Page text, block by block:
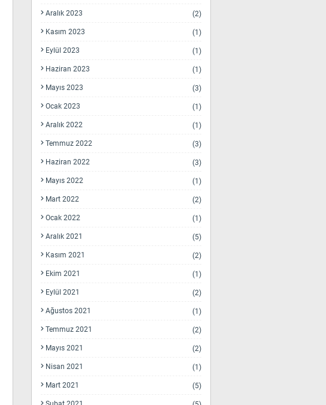
Aralık 2023 (2)
Kasım 2023 (1)
Eylül 2023 (1)
Haziran 2023 (1)
Mayıs 2023 (3)
Ocak 2023 (1)
Aralık 2022 (1)
Temmuz 2022 (3)
Haziran 2022 (3)
Mayıs 2022 (1)
Mart 2022 (2)
Ocak 2022 (1)
Aralık 2021 (5)
Kasım 2021 (2)
Ekim 2021 (1)
Eylül 2021 (2)
Ağustos 2021 (1)
Temmuz 2021 (2)
Mayıs 2021 (2)
Nisan 2021 (1)
Mart 2021 (5)